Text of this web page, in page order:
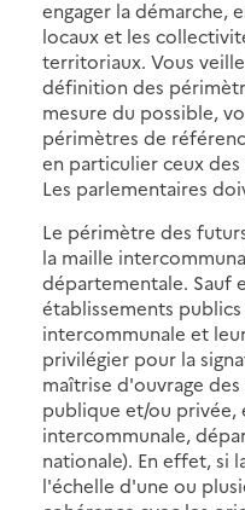
engager la démarche,
locaux et les
territoriaux. Vous
définition des
mesure du possible,
périmètres de
en particulier ceux
Les parlementaires
Le périmètre des
la maille
départementale. Sauf
établissements
intercommunale et
privilégier pour la
maîtrise d'ouvrage
publique et/ou privée,
intercommunale,
nationale). En effet, si
l'échelle d'une ou